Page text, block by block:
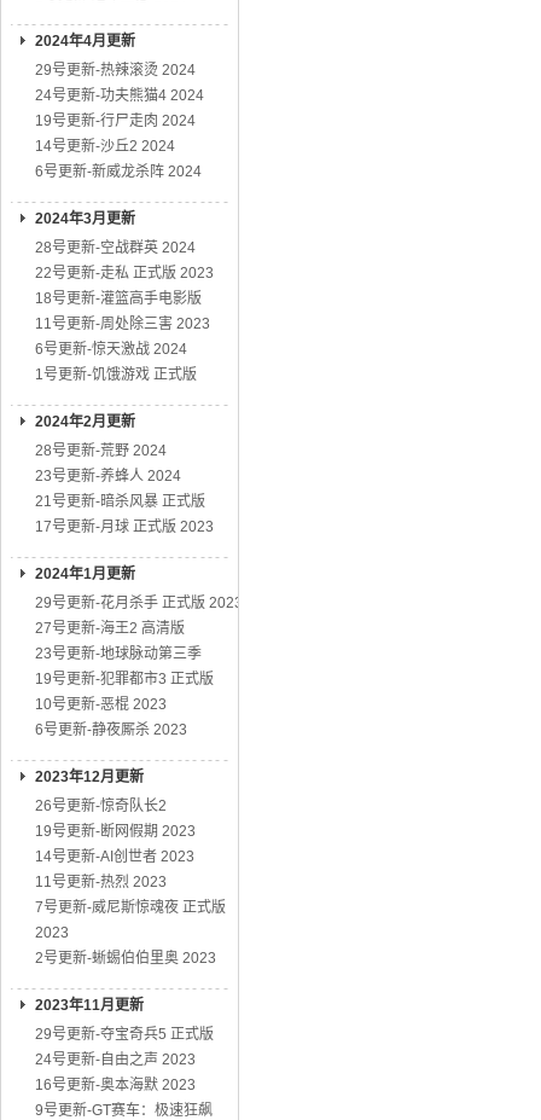
2024年4月更新
29号更新-热辣滚烫 2024
24号更新-功夫熊猫4 2024
19号更新-行尸走肉 2024
14号更新-沙丘2 2024
6号更新-新威龙杀阵 2024
2024年3月更新
28号更新-空战群英 2024
22号更新-走私 正式版 2023
18号更新-灌篮高手电影版
11号更新-周处除三害 2023
6号更新-惊天激战 2024
1号更新-饥饿游戏 正式版
2024年2月更新
28号更新-荒野 2024
23号更新-养蜂人 2024
21号更新-暗杀风暴 正式版
17号更新-月球 正式版 2023
2024年1月更新
29号更新-花月杀手 正式版 2023
27号更新-海王2 高清版
23号更新-地球脉动第三季
19号更新-犯罪都市3 正式版
10号更新-恶棍 2023
6号更新-静夜厮杀 2023
2023年12月更新
26号更新-惊奇队长2
19号更新-断网假期 2023
14号更新-AI创世者 2023
11号更新-热烈 2023
7号更新-威尼斯惊魂夜 正式版
2023
2号更新-蜥蜴伯伯里奥 2023
2023年11月更新
29号更新-夺宝奇兵5 正式版
24号更新-自由之声 2023
16号更新-奥本海默 2023
9号更新-GT赛车：极速狂飙